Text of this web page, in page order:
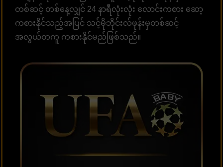
တစ်ဆင့် တစ်နေ့လျှင် 24 နာရီလုံးလုံး လောင်းကစား ဆော့
ကစားနိုင်သည့်အပြင် သင့်မိုဘိုင်းလ်ဖုန်းမှတစ်ဆင့်
အလွယ်တကူ ကစားနိုင်မည်ဖြစ်သည်။